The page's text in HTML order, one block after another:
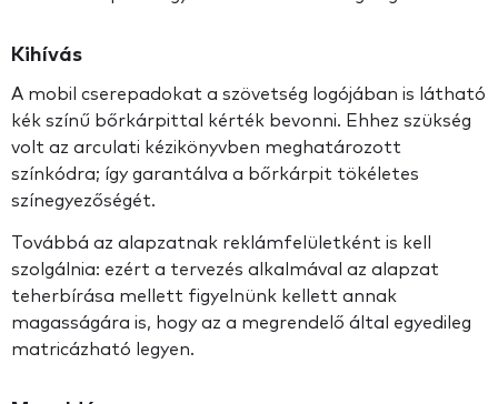
Kihívás
A mobil cserepadokat a szövetség logójában is látható
kék színű bőrkárpittal kérték bevonni. Ehhez szükség
volt az arculati kézikönyvben meghatározott
színkódra; így garantálva a bőrkárpit tökéletes
színegyezőségét.
Továbbá az alapzatnak reklámfelületként is kell
szolgálnia: ezért a tervezés alkalmával az alapzat
teherbírása mellett figyelnünk kellett annak
magasságára is, hogy az a megrendelő által egyedileg
matricázható legyen.